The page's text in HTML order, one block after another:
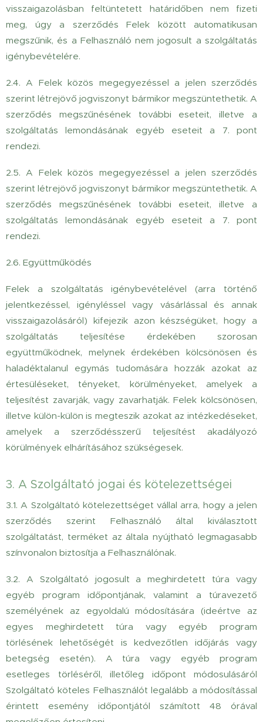
visszaigazolásban feltüntetett határidőben nem fizeti
meg, úgy a szerződés Felek között automatikusan
megszűnik, és a Felhasználó nem jogosult a szolgáltatás
igénybevételére.
2.4. A Felek közös megegyezéssel a jelen szerződés
szerint létrejövő jogviszonyt bármikor megszüntethetik. A
szerződés megszűnésének további eseteit, illetve a
szolgáltatás lemondásának egyéb eseteit a 7. pont
rendezi.
2.5. A Felek közös megegyezéssel a jelen szerződés
szerint létrejövő jogviszonyt bármikor megszüntethetik. A
szerződés megszűnésének további eseteit, illetve a
szolgáltatás lemondásának egyéb eseteit a 7. pont
rendezi.
2.6. Együttműködés
Felek a szolgáltatás igénybevételével (arra történő
jelentkezéssel, igényléssel vagy vásárlással és annak
visszaigazolásáról) kifejezik azon készségüket, hogy a
szolgáltatás teljesítése érdekében szorosan
együttműködnek, melynek érdekében kölcsönösen és
haladéktalanul egymás tudomására hozzák azokat az
értesüléseket, tényeket, körülményeket, amelyek a
teljesítést zavarják, vagy zavarhatják. Felek kölcsönösen,
illetve külön-külön is megteszik azokat az intézkedéseket,
amelyek a szerződésszerű teljesítést akadályozó
körülmények elhárításához szükségesek.
3. A Szolgáltató jogai és kötelezettségei
3.1. A Szolgáltató kötelezettséget vállal arra, hogy a jelen
szerződés szerint Felhasználó által kiválasztott
szolgáltatást, terméket az általa nyújtható legmagasabb
színvonalon biztosítja a Felhasználónak.
3.2. A Szolgáltató jogosult a meghirdetett túra vagy
egyéb program időpontjának, valamint a túravezető
személyének az egyoldalú módosítására (ideértve az
egyes meghirdetett túra vagy egyéb program
törlésének lehetőségét is kedvezőtlen időjárás vagy
betegség esetén). A túra vagy egyéb program
esetleges törléséről, illetőleg időpont módosulásáról
Szolgáltató köteles Felhasználót legalább a módosítással
érintett esemény időpontjától számított 48 órával